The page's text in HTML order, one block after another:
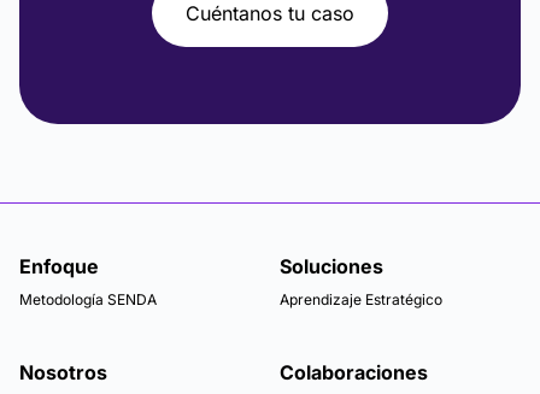
Cuéntanos tu caso
Enfoque
Metodología SENDA
Soluciones
Aprendizaje Estratégico
Nosotros Colaboraciones